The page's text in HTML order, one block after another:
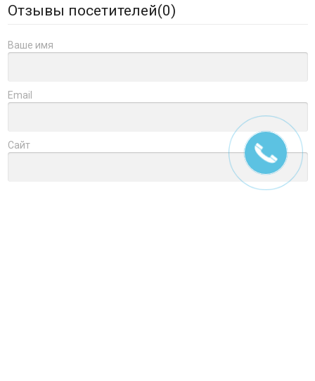
Отзывы посетителей(0)
Ваше имя
Email
Сайт